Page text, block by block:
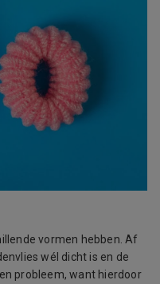
vormen hebben. Af
wél dicht is en de
probleem, want hierdoor